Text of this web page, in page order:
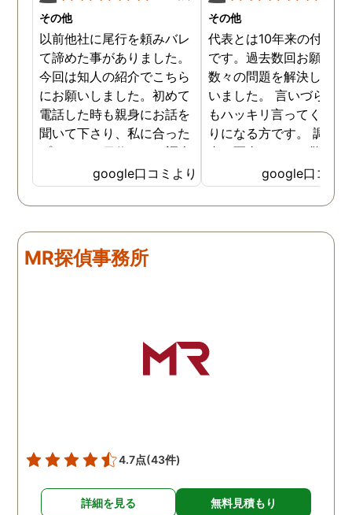
その他
以前他社に尾行を頼みバレ
て諦めた事がありました。
今回は知人の紹介でこちら
にお願いしました。初めて
電話した時も親身にお話を
聞いて下さり、私に合った
プランで15日位かけて調査
してもらいました。 噂通り
調査も細かく、こんな所ま
でしっかり撮ってくれたん
拠で旦那と今後の話しが早
く進みそうです。また結果
かり注意してくださる方で
した。本当に感謝してま
す。また分からない事があ
がとうございました！！
google口コミより
その他
代表とは10年来の付き合
です。過去数回お願いし
数々の問題を解決しても
いました。 言いづらい
もハッキリ言ってくれて
りになる方です。 調査
書の写真もいつも驚かさ
てどうやって撮ったのか
くと面白い話し聞かせて
れますね。 問題がない
google口コミ
MR探偵事務所
4.7点(43件)
詳細を見る 無料見積もり